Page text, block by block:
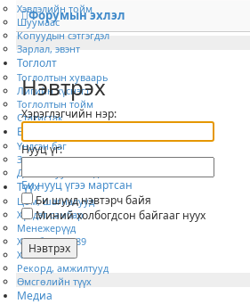
Хэвлэлийн тойм
Шуумаас
Копуудын сэтгэгдэл
Зарлал, эвэнт
Тоглолт
Тоглолтын хуваарь
Лигийн хүснэгт
Тоглолтын тойм
Статистак
Бүрэлдэхүүн
Үндсэн баг
Зээлээр явсан тоглогчид
Дасгалжуулагчид
Түүх
Цом, шагналууд
Хүндэт самбар
Менежерүүд
Хилсборо 1989
Хэйзэл 1985
Рекорд, амжилтууд
Өмсгөлийн түүх
Медиа
Форумын эхлэл
Нэвтрэх
Хэрэглэгчийн нэр:
Нууц үг:
Би нууц үгээ мартсан
Би шууд нэвтэрч байя
Миний холбогдсон байгааг нуух